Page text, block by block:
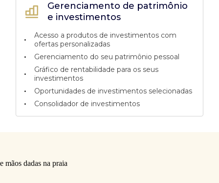
Gerenciamento de patrimônio
e investimentos
•
Acesso a produtos de investimentos com
ofertas personalizadas
• Gerenciamento do seu patrimônio pessoal
•
Gráfico de rentabilidade para os seus
investimentos
• Oportunidades de investimentos selecionadas
• Consolidador de investimentos